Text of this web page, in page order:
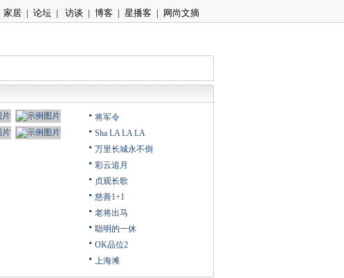
家居 | 论坛 | 访谈 | 博客 | 星播客 | 网尚文摘
将军令
Sha LA LA LA
万里长城永不倒
彩云追月
贞观长歌
慈善1+1
老将出马
聪明的一休
OK品位2
上海滩